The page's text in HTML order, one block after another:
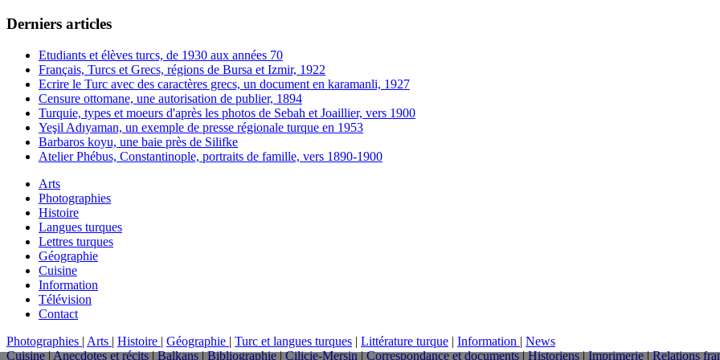
Derniers articles
Etudiants et élèves turcs, de 1930 aux années 70
Français, Turcs et Grecs, régions de Bursa et Izmir, 1922
Ecrire le Turc avec des caractères grecs, un document en karamanli, 1927
Censure ottomane, une autorisation de publier, 1894
Turquie, types et moeurs d'après les photos de Sebah et Joaillier, vers 1900
Yeşil Adıyaman, un exemple de presse régionale turque en 1953
Barbaros koyu, une baie près de Silifke
Atelier Phébus, Constantinople, portraits de famille, vers 1890-1900
Arts
Photographies
Histoire
Langues turques
Lettres turques
Géographie
Cuisine
Information
Télévision
Contact
Photographies | Arts | Histoire | Géographie | Turc et langues turques | Littérature turque | Information | News
Cuisine|Anecdotes et récits|Balkans|Bibliographie|Cilicie-Mersin|Correspondance et documents|Historiens|Imprimerie|Relations